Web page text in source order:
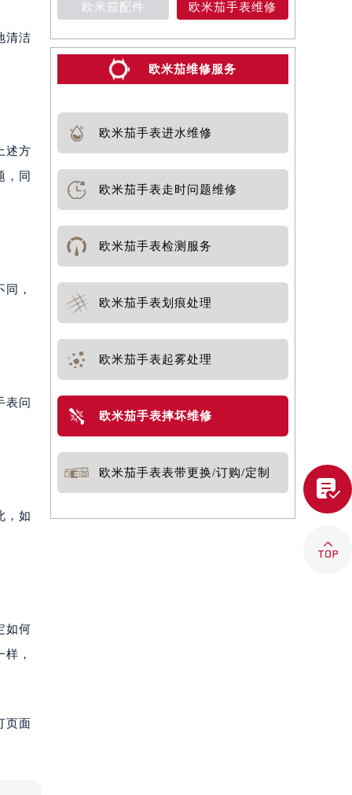
清洁
述方
，同
，
表问
，如
如何
，
页面
欧米茄配件 欧米茄手表维修
欧米茄维修服务
欧米茄手表进水维修
欧米茄手表走时问题维修
欧米茄手表检测服务
欧米茄手表划痕处理
欧米茄手表起雾处理
欧米茄手表摔坏维修
欧米茄手表表带更换/订购/定制

